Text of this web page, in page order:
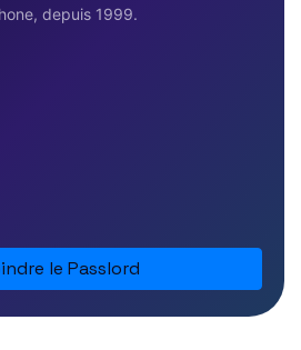
depuis 1999.
le Passlord